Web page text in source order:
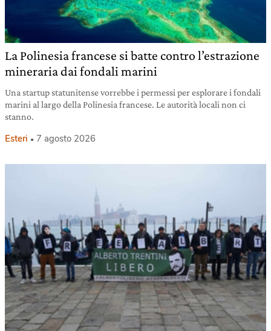
La Polinesia francese si batte contro l’estrazione
mineraria dai fondali marini
Una startup statunitense vorrebbe i permessi per esplorare i fondali
marini al largo della Polinesia francese. Le autorità locali non ci
stanno.
Esteri 7 agosto 2026